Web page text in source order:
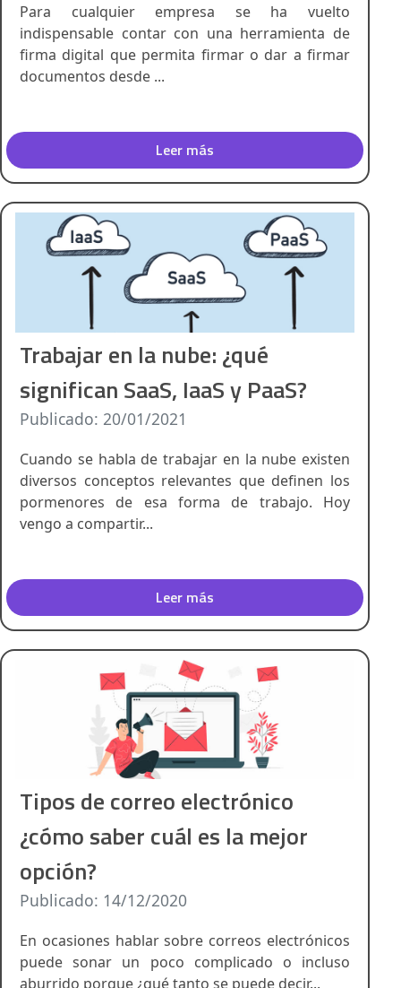
Para cualquier empresa se ha vuelto
indispensable contar con una herramienta de
firma digital que permita firmar o dar a firmar
documentos desde ...
Leer más
Trabajar en la nube: ¿qué
significan SaaS, IaaS y PaaS?
Publicado: 20/01/2021
Cuando se habla de trabajar en la nube existen
diversos conceptos relevantes que definen los
pormenores de esa forma de trabajo. Hoy
vengo a compartir...
Leer más
Tipos de correo electrónico
¿cómo saber cuál es la mejor
opción?
Publicado: 14/12/2020
En ocasiones hablar sobre correos electrónicos
puede sonar un poco complicado o incluso
aburrido porque ¿qué tanto se puede decir...